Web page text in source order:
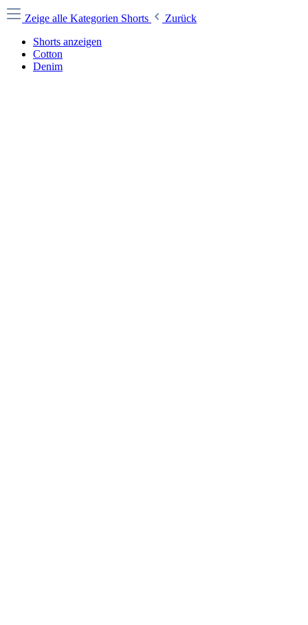
Zeige alle Kategorien Shorts
Zurück
Shorts anzeigen
Cotton
Denim